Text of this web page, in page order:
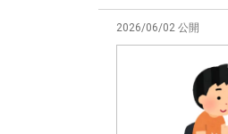
2026/06/02 公開